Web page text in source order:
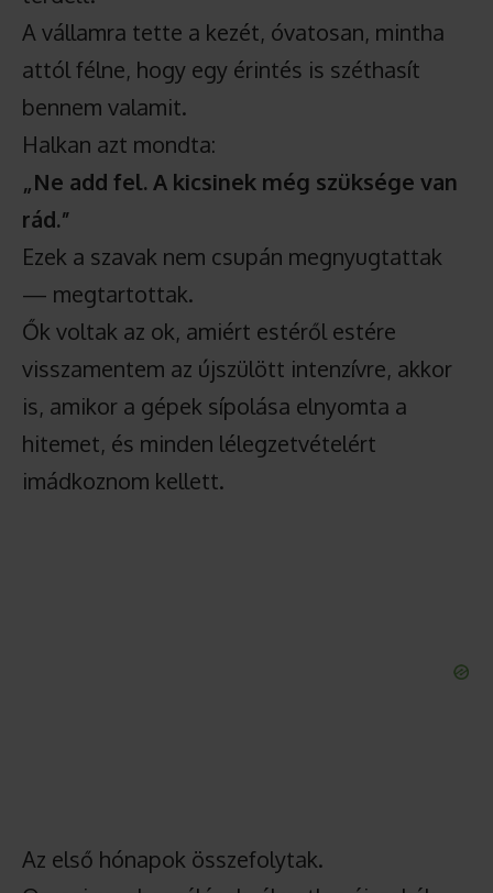
A vállamra tette a kezét, óvatosan, mintha
attól félne, hogy egy érintés is széthasít
bennem valamit.
Halkan azt mondta:
„Ne add fel. A kicsinek még szüksége van
rád.”
Ezek a szavak nem csupán megnyugtattak
— megtartottak.
Ők voltak az ok, amiért estéről estére
visszamentem az újszülött intenzívre, akkor
is, amikor a gépek sípolása elnyomta a
hitemet, és minden lélegzetvételért
imádkoznom kellett.
Az első hónapok összefolytak.